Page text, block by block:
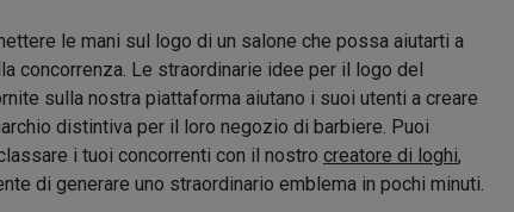
le mani sul logo di un salone che possa aiutarti a
concorrenza. Le straordinarie idee per il logo del
sulla nostra piattaforma aiutano i suoi utenti a creare
distintiva per il loro negozio di barbiere. Puoi
i tuoi concorrenti con il nostro creatore di loghi,
di generare uno straordinario emblema in pochi minuti.